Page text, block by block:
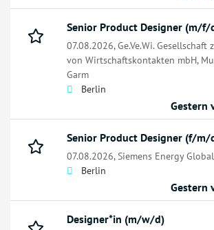
Senior Product Designer (m/f/
07.08.2026,Ge.Ve.Wi.
von Wirtschaftskontakten mbH,
Garm
Berlin
Gestern
Senior Product Designer (f/m/
07.08.2026,Siemens Energy
Berlin
Gestern
Designer*in (m/w/d)